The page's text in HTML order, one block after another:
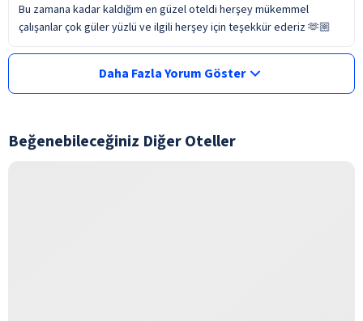
Bu zamana kadar kaldığım en güzel oteldi herşey mükemmel
çalışanlar çok güler yüzlü ve ilgili herşey için teşekkür ederiz 🫶🏼
Daha Fazla Yorum Göster
Beğenebileceğiniz Diğer Oteller